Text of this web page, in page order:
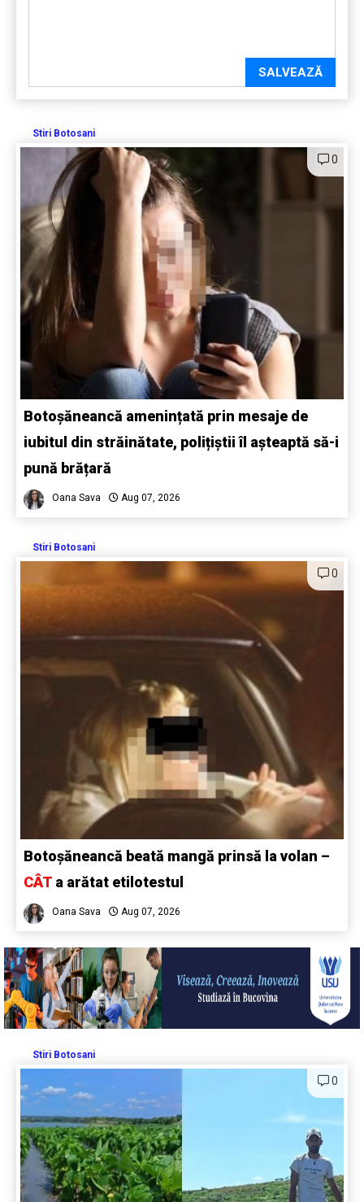
SALVEAZĂ
Stiri Botosani
0
Botoșăneancă amenințată prin mesaje de
iubitul din străinătate, polițiștii îl așteaptă să-i
pună brățară
Oana Sava Aug 07, 2026
Stiri Botosani
0
Botoșăneancă beată mangă prinsă la volan –
CÂT a arătat etilotestul
Oana Sava Aug 07, 2026
Stiri Botosani
0